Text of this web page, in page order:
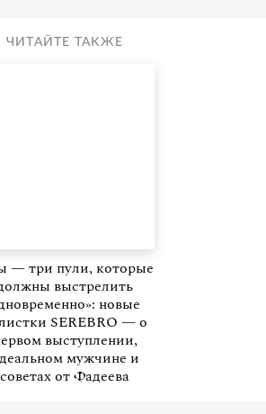
ЧИТАЙТЕ ТАКЖЕ
— три пули, которые
выстрелить
новые
SEREBRO — о
выступлении,
мужчине и
советах от Фадеева